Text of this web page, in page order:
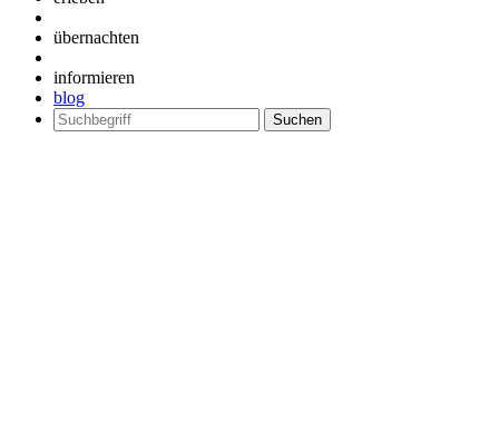
übernachten
informieren
blog
Suchen
nach: